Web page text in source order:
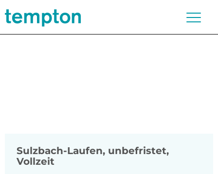
Sulzbach-Laufen, unbefristet,
Vollzeit